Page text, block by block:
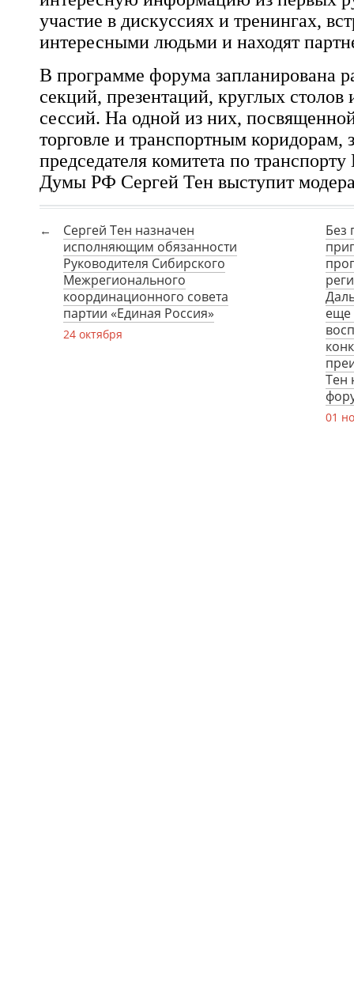
участие в дискуссиях и тренингах,
интересными людьми и находят
В программе форума запланирована
секций, презентаций, круглых столов
сессий. На одной из них,
торговле и транспортным коридорам,
председателя комитета по транспорту
Думы РФ Сергей Тен выступит
Сергей Тен назначен
исполняющим обязанности
Руководителя Сибирского
Межрегионального
координационного совета
партии «Единая Россия»
24 октября
Без
еще
Тен
01